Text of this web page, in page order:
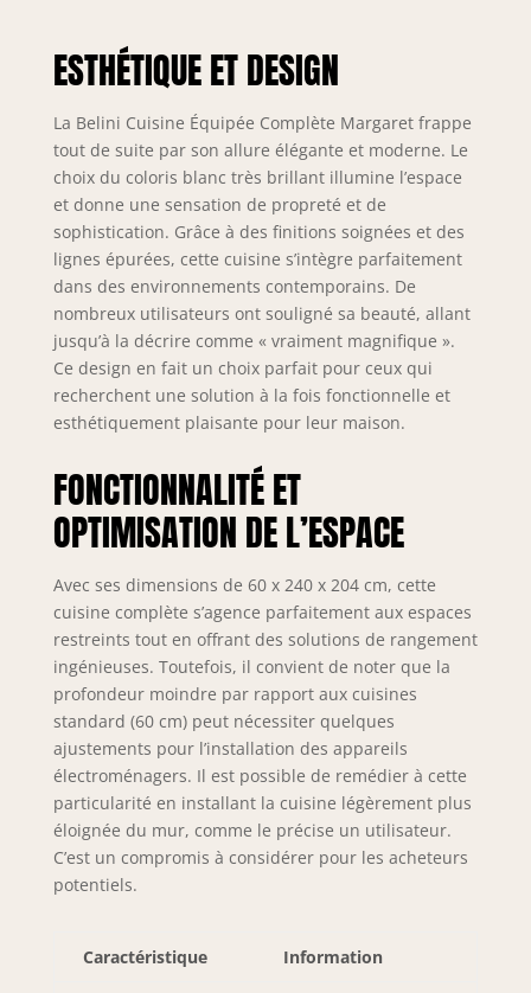
gamme. Tous les
éléments sont
peuvent être
combinés et
positionnés
individuellement.
Inclus : notice de
montage, matériel
d’installation ainsi
que plans de
travail
personnalisables
selon la
configuration.
SYSTÈME NEXUS
– Les tiroirs
métalliques
modernes de la
finition graphite,
dotés de la
technologie Soft-
Close, assurent
une fermeture
douce et
silencieuse.
Complétés par des
charnières Soft-
Close et des vérins
à gaz pour portes
et abattants.
maximale.
ESTHÉTIQUE ET DESIGN
La Belini Cuisine Équipée Complète Margaret frappe
tout de suite par son allure élégante et moderne. Le
choix du coloris blanc très brillant illumine l’espace
et donne une sensation de propreté et de
sophistication. Grâce à des finitions soignées et des
lignes épurées, cette cuisine s’intègre parfaitement
dans des environnements contemporains. De
nombreux utilisateurs ont souligné sa beauté, allant
jusqu’à la décrire comme « vraiment magnifique ».
Ce design en fait un choix parfait pour ceux qui
recherchent une solution à la fois fonctionnelle et
esthétiquement plaisante pour leur maison.
FONCTIONNALITÉ ET
OPTIMISATION DE L’ESPACE
Avec ses dimensions de 60 x 240 x 204 cm, cette
cuisine complète s’agence parfaitement aux espaces
restreints tout en offrant des solutions de rangement
ingénieuses. Toutefois, il convient de noter que la
profondeur moindre par rapport aux cuisines
standard (60 cm) peut nécessiter quelques
ajustements pour l’installation des appareils
électroménagers. Il est possible de remédier à cette
particularité en installant la cuisine légèrement plus
éloignée du mur, comme le précise un utilisateur.
C’est un compromis à considérer pour les acheteurs
potentiels.
Caractéristique Information